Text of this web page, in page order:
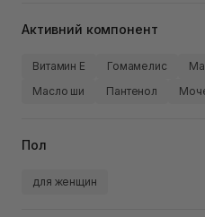
Активний компонент
Витамин Е Гомамелис
Масло ши
Пантенол
Пол
для женщин